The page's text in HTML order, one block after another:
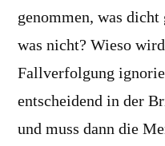
genommen, was
was nicht? Wieso
Fallverfolgung
entscheidend in der
und muss dann die